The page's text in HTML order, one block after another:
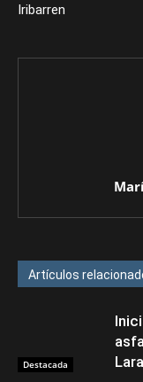
Iribarren
Artículos
Destacada
Lara